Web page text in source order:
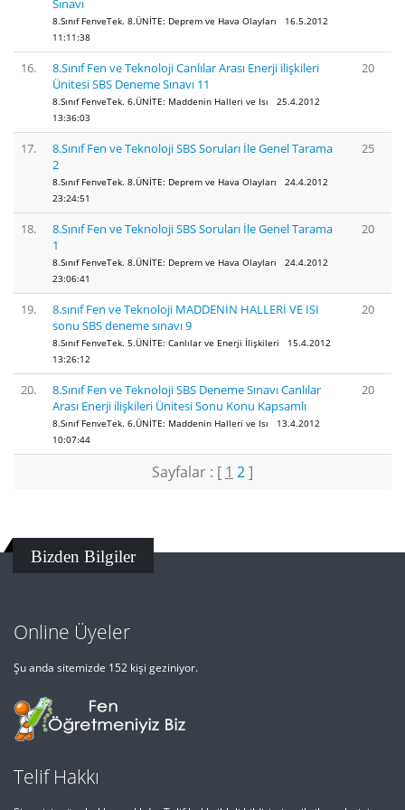
Sınavı
8.Sınıf FenveTek. 8.ÜNİTE: Deprem ve Hava Olayları 16.5.2012
11:11:38
16.
8.Sınıf Fen ve Teknoloji Canlılar Arası Enerji ilişkileri
Ünitesi SBS Deneme Sınavı 11
8.Sınıf FenveTek. 6.ÜNİTE: Maddenin Halleri ve Isı 25.4.2012
13:36:03
20
17.
8.Sınıf Fen ve Teknoloji SBS Soruları İle Genel Tarama
2
8.Sınıf FenveTek. 8.ÜNİTE: Deprem ve Hava Olayları 24.4.2012
23:24:51
25
18.
8.Sınıf Fen ve Teknoloji SBS Soruları İle Genel Tarama
1
8.Sınıf FenveTek. 8.ÜNİTE: Deprem ve Hava Olayları 24.4.2012
23:06:41
20
19.
8.sınıf Fen ve Teknoloji MADDENİN HALLERİ VE ISI
sonu SBS deneme sınavı 9
8.Sınıf FenveTek. 5.ÜNİTE: Canlılar ve Enerji İlişkileri 15.4.2012
13:26:12
20
20.
8.Sınıf Fen ve Teknoloji SBS Deneme Sınavı Canlılar
Arası Enerji ilişkileri Ünitesi Sonu Konu Kapsamlı
8.Sınıf FenveTek. 6.ÜNİTE: Maddenin Halleri ve Isı 13.4.2012
10:07:44
20
Sayfalar : [ 1 2]
Bizden Bilgiler
Online Üyeler
Şu anda sitemizde 152 kişi geziniyor.
Telif Hakkı